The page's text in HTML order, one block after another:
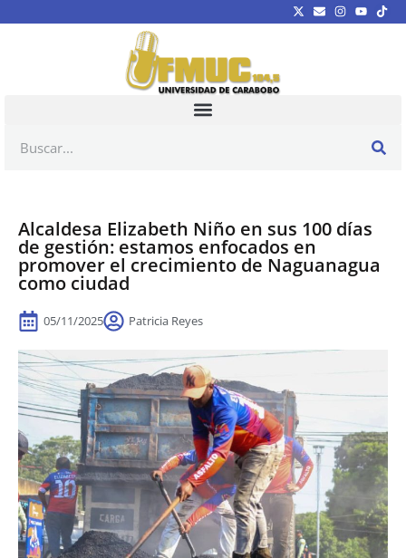
Alcaldesa Elizabeth Niño en sus 100 días
de gestión: estamos enfocados en
promover el crecimiento de Naguanagua
como ciudad
05/11/2025 Patricia Reyes